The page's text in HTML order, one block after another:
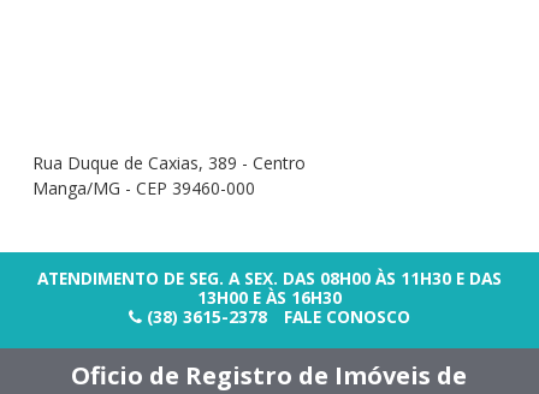
Rua Duque de Caxias, 389 - Centro
Manga/MG - CEP 39460-000
ATENDIMENTO DE SEG. A SEX. DAS 08H00 ÀS 11H30 E DAS
13H00 E ÀS 16H30
(38) 3615-2378
FALE CONOSCO
Oficio de Registro de Imóveis de